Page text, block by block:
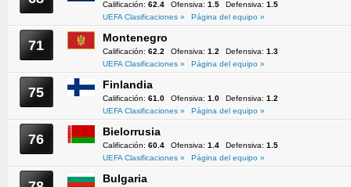
Calificación: 62.4 Ofensiva: 1.5 Defensiva: 1.5
UEFA Clasificaciones »
Página del equipo »
71 Montenegro
Calificación: 62.2 Ofensiva: 1.2 Defensiva: 1.3
UEFA Clasificaciones »
Página del equipo »
75 Finlandia
Calificación: 61.0 Ofensiva: 1.0 Defensiva: 1.2
UEFA Clasificaciones »
Página del equipo »
76 Bielorrusia
Calificación: 60.4 Ofensiva: 1.4 Defensiva: 1.5
UEFA Clasificaciones »
Página del equipo »
Bulgaria